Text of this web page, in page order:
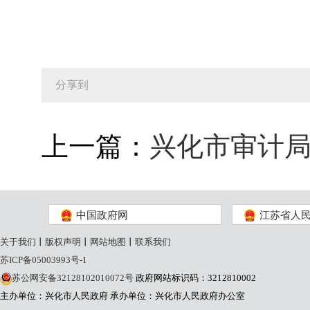
分享到
上一篇： 兴化市审计
中国政府网 江苏省人
关于我们 版权声明 网站地图
联系我们
苏ICP备05003993号-1
苏公网安备32128102010072号 政府网站标识码：3212810002
主办单位：兴化市人民政府 承办单位：兴化市人民政府办公室